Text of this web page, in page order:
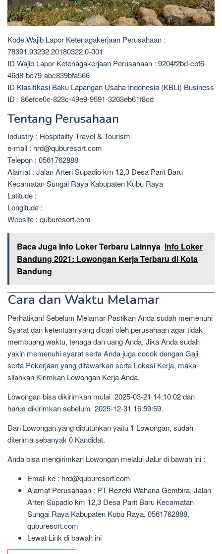
Kode Wajib Lapor Ketenagakerjaan Perusahaan :
78391.93232.20180322.0-001
ID Wajib Lapor Ketenagakerjaan Perusahaan : 9204f2bd-cbf6-
46d8-bc79-abc839bfa566
ID Klasifikasi Baku Lapangan Usaha Indonesia (KBLI) Business
ID : 86efce0c-823c-49e9-9591-3203eb61f8cd
Tentang Perusahaan
Industry : Hospitality Travel & Tourism
e-mail : hrd@quburesort.com
Telepon : 0561762888
Alamat : Jalan Arteri Supadio km 12,3 Desa Parit Baru
Kecamatan Sungai Raya Kabupaten Kubu Raya
Latitude :
Longitude :
Website : quburesort.com
Baca Juga Info Loker Terbaru Lainnya Info Loker
Bandung 2021: Lowongan Kerja Terbaru di Kota
Bandung
Cara dan Waktu Melamar
Perhatikan! Sebelum Melamar Pastikan Anda sudah memenuhi
Syarat dan ketentuan yang dicari oleh perusahaan agar tidak
membuang waktu, tenaga dan uang Anda. Jika Anda sudah
yakin memenuhi syarat serta Anda juga cocok dengan Gaji
serta Pekerjaan yang ditawarkan serta Lokasi Kerja, maka
silahkan Kirimkan Lowongan Kerja Anda.
Lowongan bisa dikirimkan mulai 2025-03-21 14:10:02 dan
harus dikirimkan sebelum 2025-12-31 16:59:59.
Dari Lowongan yang dibutuhkan yaitu 1 Lowongan, sudah
diterima sebanyak 0 Kandidat.
Anda bisa mengirimkan Lowongan melalui Jalur di bawah ini :
Email ke : hrd@quburesort.com
Alamat Perusahaan : PT Rezeki Wahana Gembira, Jalan
Arteri Supadio km 12,3 Desa Parit Baru Kecamatan
Sungai Raya Kabupaten Kubu Raya, 0561762888,
quburesort.com
Lewat Link di bawah ini